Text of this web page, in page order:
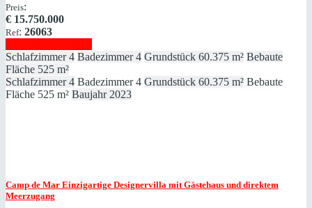
Preis:
€ 15.750.000
Ref: 26063
Schlafzimmer 4 Badezimmer 4 Grundstück 60.375 m² Bebaute
Fläche 525 m²
Schlafzimmer 4 Badezimmer 4 Grundstück 60.375 m² Bebaute
Fläche 525 m² Baujahr 2023
Camp de Mar Einzigartige Designervilla mit Gästehaus und direktem
Meerzugang